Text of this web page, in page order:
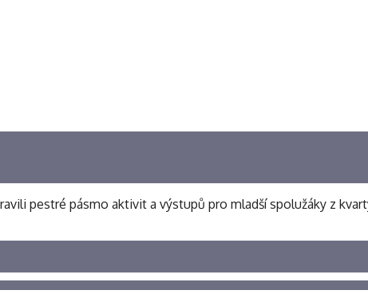
pestré pásmo aktivit a výstupů pro mladší spolužáky z